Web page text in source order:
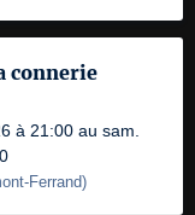
connerie
à 21:00 au sam.
Ferrand)